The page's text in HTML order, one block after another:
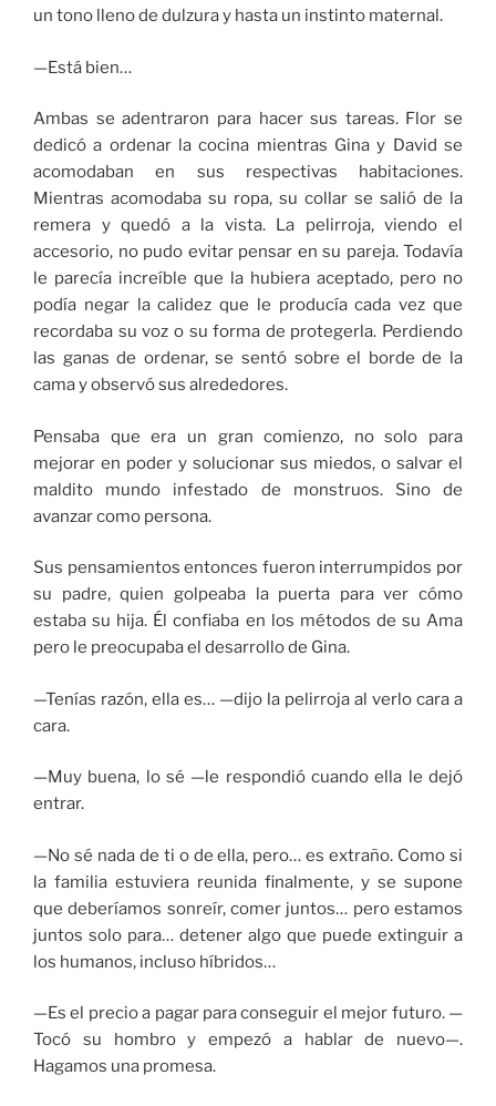
un tono lleno de dulzura y hasta un instinto maternal.
—Está bien…
Ambas se adentraron para hacer sus tareas. Flor se
dedicó a ordenar la cocina mientras Gina y David se
acomodaban en sus respectivas habitaciones.
Mientras acomodaba su ropa, su collar se salió de la
remera y quedó a la vista. La pelirroja, viendo el
accesorio, no pudo evitar pensar en su pareja. Todavía
le parecía increíble que la hubiera aceptado, pero no
podía negar la calidez que le producía cada vez que
recordaba su voz o su forma de protegerla. Perdiendo
las ganas de ordenar, se sentó sobre el borde de la
cama y observó sus alrededores.
Pensaba que era un gran comienzo, no solo para
mejorar en poder y solucionar sus miedos, o salvar el
maldito mundo infestado de monstruos. Sino de
avanzar como persona.
Sus pensamientos entonces fueron interrumpidos por
su padre, quien golpeaba la puerta para ver cómo
estaba su hija. Él confiaba en los métodos de su Ama
pero le preocupaba el desarrollo de Gina.
—Tenías razón, ella es… —dijo la pelirroja al verlo cara a
cara.
—Muy buena, lo sé —le respondió cuando ella le dejó
entrar.
—No sé nada de ti o de ella, pero… es extraño. Como si
la familia estuviera reunida finalmente, y se supone
que deberíamos sonreír, comer juntos… pero estamos
juntos solo para… detener algo que puede extinguir a
los humanos, incluso híbridos…
—Es el precio a pagar para conseguir el mejor futuro. —
Tocó su hombro y empezó a hablar de nuevo—.
Hagamos una promesa.